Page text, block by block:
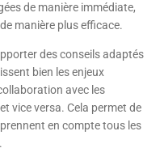
de manière immédiate,
manière plus efficace.
des conseils adaptés
bien les enjeux
avec les
vice versa. Cela permet de
en compte tous les